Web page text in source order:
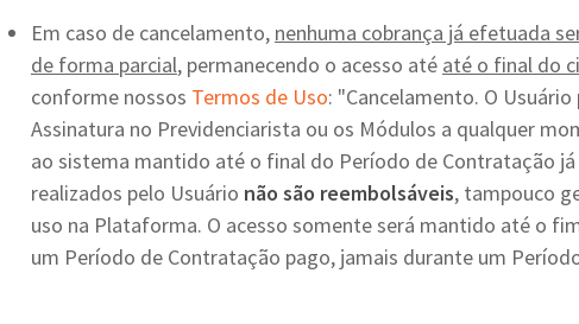
Em caso de cancelamento, nenhuma cobrança já efetuada
de forma parcial, permanecendo o acesso até até o final do
conforme nossos Termos de Uso: "Cancelamento. O
Assinatura no Previdenciarista ou os Módulos a qualquer
ao sistema mantido até o final do Período de Contratação
realizados pelo Usuário não são reembolsáveis, tampouco
uso na Plataforma. O acesso somente será mantido até o
um Período de Contratação pago, jamais durante um